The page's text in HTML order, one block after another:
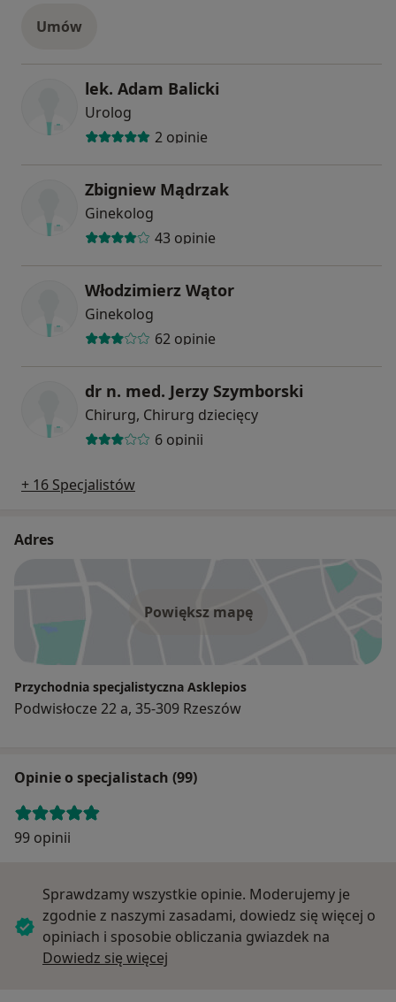
Umów
lek. Adam Balicki
Urolog
2 opinie
Zbigniew Mądrzak
Ginekolog
43 opinie
Włodzimierz Wątor
Ginekolog
62 opinie
dr n. med. Jerzy Szymborski
Chirurg, Chirurg dziecięcy
6 opinii
+ 16 Specjalistów
Adres
Powiększ mapę
Przychodnia specjalistyczna Asklepios
Podwisłocze 22 a, 35-309 Rzeszów
Opinie o specjalistach (99)
99 opinii
Sprawdzamy wszystkie opinie. Moderujemy je
zgodnie z naszymi zasadami, dowiedz się więcej o
opiniach i sposobie obliczania gwiazdek na
Dowiedz się więcej